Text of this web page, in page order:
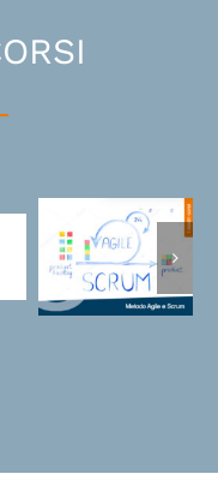
Metodi agili
per gestire
progetti e
riunioni:
Scrum e